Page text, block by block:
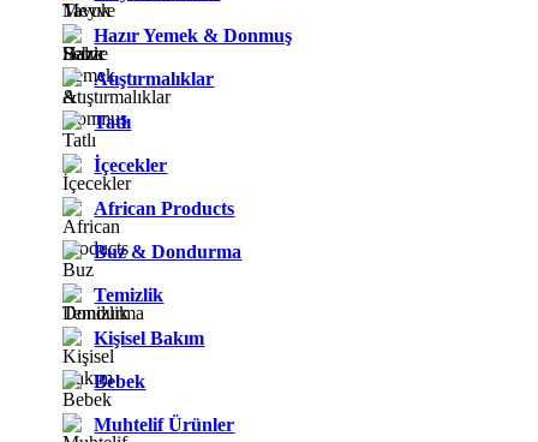
Hazır Yemek & Donmuş
Atıştırmalıklar
Tatlı
İçecekler
African Products
Buz & Dondurma
Temizlik
Kişisel Bakım
Bebek
Muhtelif Ürünler